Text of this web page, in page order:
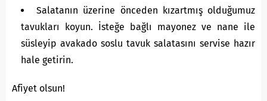
Salatanın üzerine önceden kızartmış olduğumuz
tavukları koyun. İsteğe bağlı mayonez ve nane ile
süsleyip avakado soslu tavuk salatasını servise hazır
hale getirin.
Afiyet olsun!